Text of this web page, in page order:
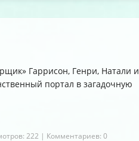
Гаррисон, Генри, Натали и
портал в загадочную
222 | Комментариев: 0